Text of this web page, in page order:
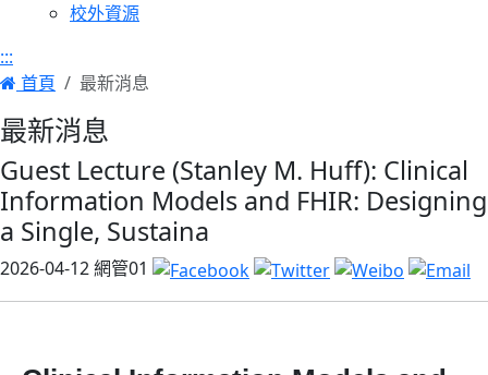
校外資源
:::
首頁
最新消息
最新消息
Guest Lecture​ (Stanley M. Huff): Clinical
Information Models and FHIR: Designing
a Single, Sustaina
2026-04-12網管01